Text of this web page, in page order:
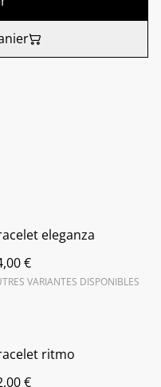
eleganza
€
VARIANTES DISPONIBLES
ritmo
€